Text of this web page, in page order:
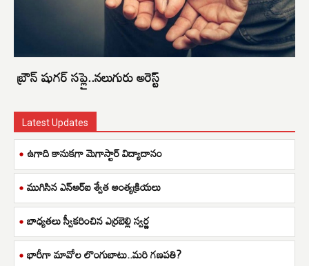
బ్రౌన్ షుగర్ సప్లై..నలుగురు అరెస్ట్
Latest Updates
ఉగాది కానుకగా మెగాస్టార్ విద్యాదానం
ముగిసిన ఎన్ఆర్ఐ శ్వేత అంత్యక్రియలు
బాధ్యతలు స్వీకరించిన ఎర్రబెల్లి స్వర్ణ
భారీగా మావోల లొంగుబాటు..మరి గణపతి?